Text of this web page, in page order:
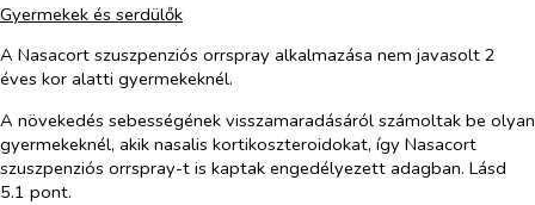
Gyermekek és serdülők
A Nasacort szuszpenziós orrspray alkalmazása nem javasolt 2
éves kor alatti gyermekeknél.
A növekedés sebességének visszamaradásáról számoltak be olyan
gyermekeknél, akik nasalis kortikoszteroidokat, így Nasacort
szuszpenziós orrspray-t is kaptak engedélyezett adagban. Lásd
5.1 pont.